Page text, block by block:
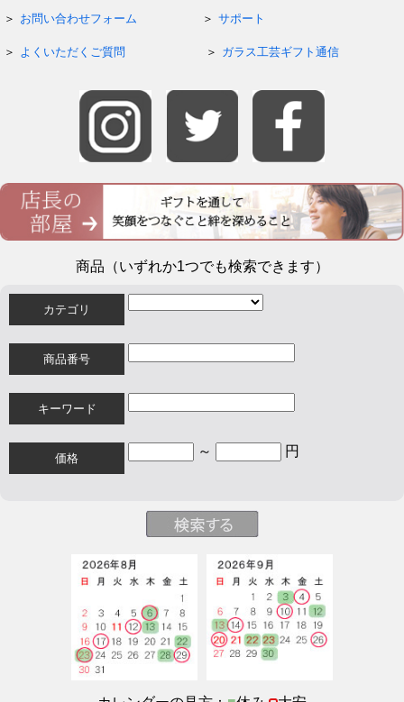
お問い合わせフォーム サポート
よくいただくご質問 ガラス工芸ギフト通信
商品（いずれか1つでも検索できます）
カテゴリ
商品番号
キーワード
価格 ～ 円